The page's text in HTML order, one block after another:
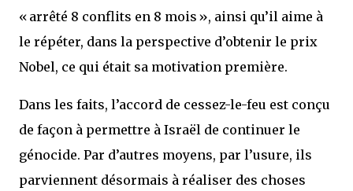
« arrêté 8 conflits en 8 mois », ainsi qu’il aime à
le répéter, dans la perspective d’obtenir le prix
Nobel, ce qui était sa motivation première.
Dans les faits, l’accord de cessez-le-feu est conçu
de façon à permettre à Israël de continuer le
génocide. Par d’autres moyens, par l’usure, ils
parviennent désormais à réaliser des choses